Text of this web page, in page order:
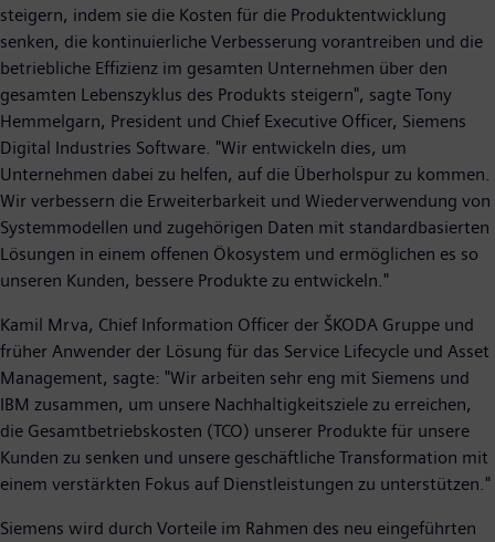
steigern, indem sie die Kosten für die Produktentwicklung
senken, die kontinuierliche Verbesserung vorantreiben und die
betriebliche Effizienz im gesamten Unternehmen über den
gesamten Lebenszyklus des Produkts steigern", sagte Tony
Hemmelgarn, President und Chief Executive Officer, Siemens
Digital Industries Software. "Wir entwickeln dies, um
Unternehmen dabei zu helfen, auf die Überholspur zu kommen.
Wir verbessern die Erweiterbarkeit und Wiederverwendung von
Systemmodellen und zugehörigen Daten mit standardbasierten
Lösungen in einem offenen Ökosystem und ermöglichen es so
unseren Kunden, bessere Produkte zu entwickeln."
Kamil Mrva, Chief Information Officer der ŠKODA Gruppe und
früher Anwender der Lösung für das Service Lifecycle und Asset
Management, sagte: "Wir arbeiten sehr eng mit Siemens und
IBM zusammen, um unsere Nachhaltigkeitsziele zu erreichen,
die Gesamtbetriebskosten (TCO) unserer Produkte für unsere
Kunden zu senken und unsere geschäftliche Transformation mit
einem verstärkten Fokus auf Dienstleistungen zu unterstützen."
Siemens wird durch Vorteile im Rahmen des neu eingeführten